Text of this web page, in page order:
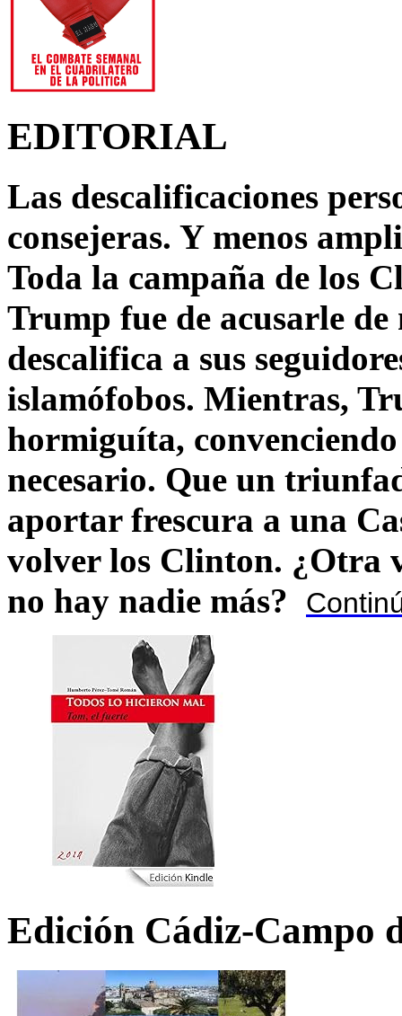
EDITORIAL
Las descalificaciones
consejeras. Y menos
Toda la campaña de los
Trump fue de acusarle
descalifica a sus
islamófobos. Mientras,
hormiguíta,
necesario. Que un
aportar frescura a una
volver los Clinton. ¿Otra
no hay nadie más?
Edición Cádiz-Campo